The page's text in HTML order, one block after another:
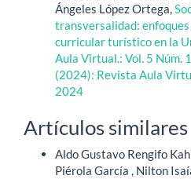
Ángeles López Ortega,
transversalidad:
curricular turístico en la
Aula Virtual.: Vol. 5 Núm.
(2024): Revista Aula
2024
Artículos similares
Aldo Gustavo Rengifo
Piérola García , Nilton